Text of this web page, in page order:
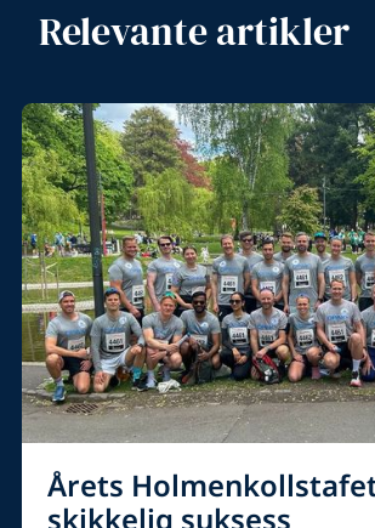
Relevante artikler
Årets
skikkelig suksess